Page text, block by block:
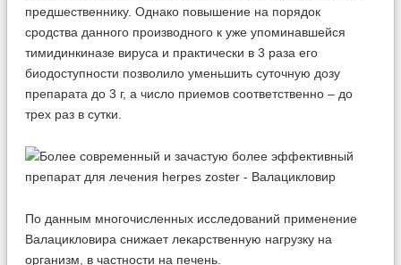
предшественнику. Однако повышение на порядок
сродства данного производного к уже упоминавшейся
тимидинкиназе вируса и практически в 3 раза его
биодоступности позволило уменьшить суточную дозу
препарата до 3 г, а число приемов соответственно – до
трех раз в сутки.
По данным многочисленных исследований применение
Валацикловира снижает лекарственную нагрузку на
организм, в частности на печень.